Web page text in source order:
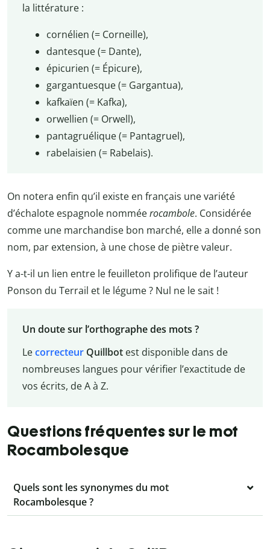
la littérature :
cornélien (= Corneille),
dantesque (= Dante),
épicurien (= Épicure),
gargantuesque (= Gargantua),
kafkaïen (= Kafka),
orwellien (= Orwell),
pantagruélique (= Pantagruel),
rabelaisien (= Rabelais).
On notera enfin qu’il existe en français une variété
d’échalote espagnole nomméerocambole. Considérée
comme une marchandise bon marché, elle a donné son
nom, par extension, à une chose de piètre valeur.
Y a-t-il un lien entre le feuilleton prolifique de l’auteur
Ponson du Terrail et le légume ? Nul ne le sait !
Un doute sur l’orthographe des mots ?
LecorrecteurQuillbotest disponible dans de
nombreuses langues pour vérifier l’exactitude de
vos écrits, de A à Z.
Questions fréquentes sur le mot
Rocambolesque
Quels sont les synonymes du mot
Rocambolesque ?